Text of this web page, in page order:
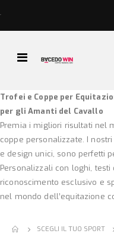
Toggle
Trofei e Coppe per
per gli Amanti del Cavallo
Premia i migliori risultati nel
coppe personalizzate. I
e design unici, sono perfetti
Personalizzali con loghi,
riconoscimento esclusivo e
nel mondo dell’equitazione
SCEGLI IL TUO SPORT